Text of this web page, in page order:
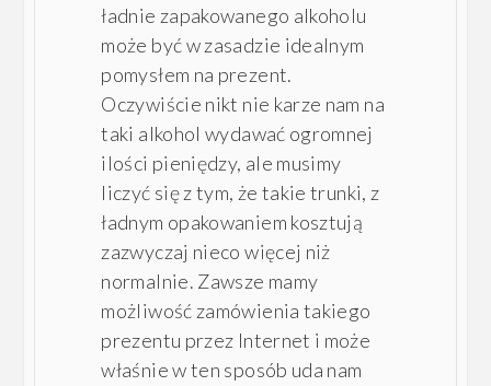
ładnie zapakowanego alkoholu
może być w zasadzie idealnym
pomysłem na prezent.
Oczywiście nikt nie karze nam na
taki alkohol wydawać ogromnej
ilości pieniędzy, ale musimy
liczyć się z tym, że takie trunki, z
ładnym opakowaniem kosztują
zazwyczaj nieco więcej niż
normalnie. Zawsze mamy
możliwość zamówienia takiego
prezentu przez Internet i może
właśnie w ten sposób uda nam